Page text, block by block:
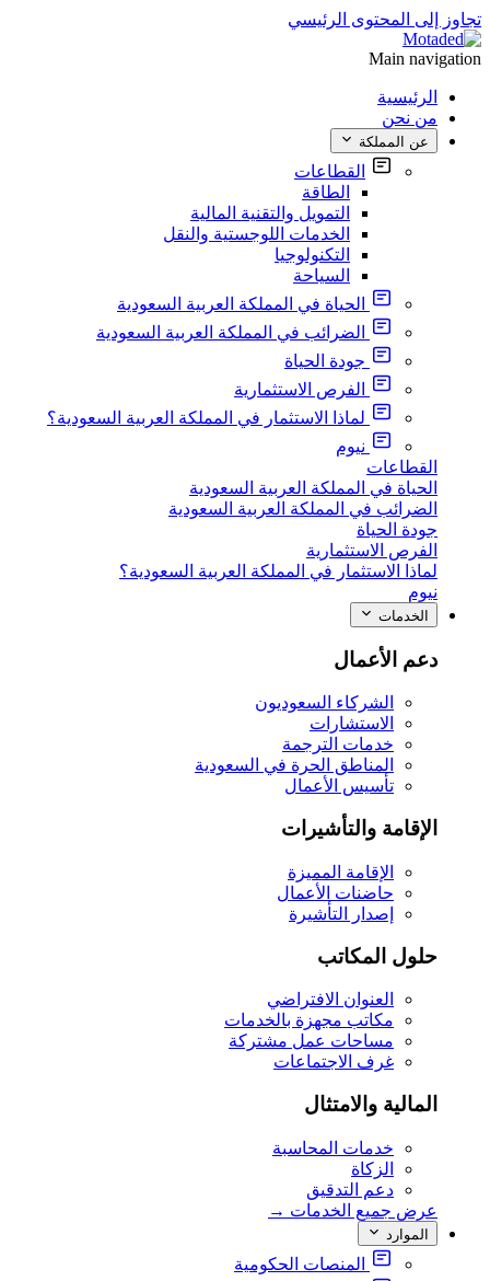
تجاوز إلى المحتوى الرئيسي
Main navigation
الرئيسية
من نحن
عن المملكة
القطاعات
الطاقة
التمويل والتقنية المالية
الخدمات اللوجستية والنقل
التكنولوجيا
السياحة
الحياة في المملكة العربية السعودية
الضرائب في المملكة العربية السعودية
جودة الحياة
الفرص الاستثمارية
لماذا الاستثمار في المملكة العربية السعودية؟
نيوم
القطاعات
الحياة في المملكة العربية السعودية
الضرائب في المملكة العربية السعودية
جودة الحياة
الفرص الاستثمارية
لماذا الاستثمار في المملكة العربية السعودية؟
نيوم
الخدمات
دعم الأعمال
الشركاء السعوديون
الاستشارات
خدمات الترجمة
المناطق الحرة في السعودية
تأسيس الأعمال
الإقامة والتأشيرات
الإقامة المميزة
حاضنات الأعمال
إصدار التأشيرة
حلول المكاتب
العنوان الافتراضي
مكاتب مجهزة بالخدمات
مساحات عمل مشتركة
غرف الاجتماعات
المالية والامتثال
خدمات المحاسبة
الزكاة
دعم التدقيق
عرض جميع الخدمات →
الموارد
المنصات الحكومية